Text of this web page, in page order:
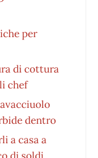
per
di cottura
chef
dentro
a casa a